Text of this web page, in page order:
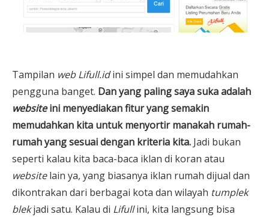
Tampilan web Lifull.idini simpel dan memudahkan
pengguna banget. Dan yang paling saya suka adalah
websiteini menyediakan fitur yang semakin
memudahkan kita untuk menyortir manakah rumah-
rumah yang sesuai dengan kriteria kita. Jadi bukan
seperti kalau kita baca-baca iklan di koran atau
websitelain ya, yang biasanya iklan rumah dijual dan
dikontrakan dari berbagai kota dan wilayah tumplek
blekjadi satu. Kalau di Lifullini, kita langsung bisa